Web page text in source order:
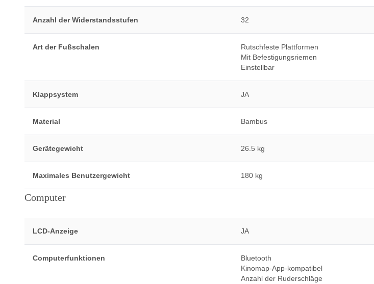
Anzahl der Widerstandsstufen 32
Art der Fußschalen
Rutschfeste Plattformen
Mit Befestigungsriemen
Einstellbar
Klappsystem JA
Material Bambus
Gerätegewicht 26.5 kg
Maximales Benutzergewicht 180 kg
Computer
LCD-Anzeige JA
Computerfunktionen
Bluetooth
Kinomap-App-kompatibel
Anzahl der Ruderschläge